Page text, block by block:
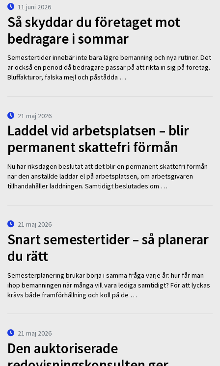
11 juni 2026
Så skyddar du företaget mot
bedragare i sommar
Semestertider innebär inte bara lägre bemanning och nya rutiner. Det
är också en period då bedragare passar på att rikta in sig på företag.
Bluffakturor, falska mejl och påstådda …
21 maj 2026
Laddel vid arbetsplatsen – blir
permanent skattefri förmån
Nu har riksdagen beslutat att det blir en permanent skattefri förmån
när den anställde laddar el på arbetsplatsen, om arbetsgivaren
tillhandahåller laddningen. Samtidigt beslutades om …
21 maj 2026
Snart semestertider – så planerar
du rätt
Semesterplanering brukar börja i samma fråga varje år: hur får man
ihop bemanningen när många vill vara lediga samtidigt? För att lyckas
krävs både framförhållning och koll på de …
21 maj 2026
Den auktoriserade